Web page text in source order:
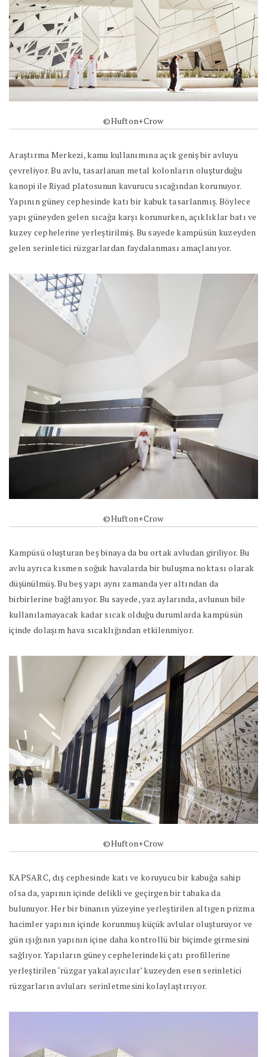
©Hufton+Crow
Araştırma Merkezi, kamu kullanımına açık geniş bir avluyu
çevreliyor. Bu avlu, tasarlanan metal kolonların oluşturduğu
kanopi ile Riyad platosunun kavurucu sıcağından korunuyor.
Yapının güney cephesinde katı bir kabuk tasarlanmış. Böylece
yapı güneyden gelen sıcağa karşı korunurken, açıklıklar batı ve
kuzey cephelerine yerleştirilmiş. Bu sayede kampüsün kuzeyden
gelen serinletici rüzgarlardan faydalanması amaçlanıyor.
©Hufton+Crow
Kampüsü oluşturan beş binaya da bu ortak avludan giriliyor. Bu
avlu ayrıca kısmen soğuk havalarda bir buluşma noktası olarak
düşünülmüş. Bu beş yapı aynı zamanda yer altından da
birbirlerine bağlanıyor. Bu sayede, yaz aylarında, avlunun bile
kullanılamayacak kadar sıcak olduğu durumlarda kampüsün
içinde dolaşım hava sıcaklığından etkilenmiyor.
©Hufton+Crow
KAPSARC, dış cephesinde katı ve koruyucu bir kabuğa sahip
olsa da, yapının içinde delikli ve geçirgen bir tabaka da
bulunuyor. Her bir binanın yüzeyine yerleştirilen altıgen prizma
hacimler yapının içinde korunmuş küçük avlular oluşturuyor ve
gün ışığının yapının içine daha kontrollü bir biçimde girmesini
sağlıyor. Yapıların güney cephelerindeki çatı profillerine
yerleştirilen ‘rüzgar yakalayıcılar’ kuzeyden esen serinletici
rüzgarların avluları serinletmesini kolaylaştırıyor.